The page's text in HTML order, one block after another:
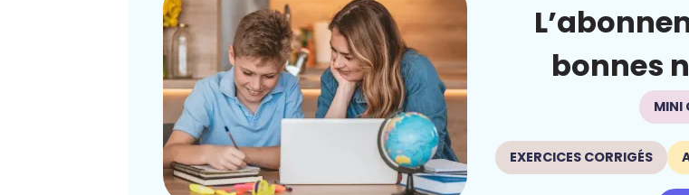
bonnes
MINI
EXERCICES CORRIGÉS